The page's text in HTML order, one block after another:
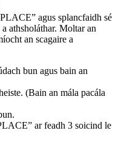
agus splancfaidh sé
athsholáthar. Moltar an
an scagaire a
bun agus bain an
(Bain an mála pacála
ar feadh 3 soicind le